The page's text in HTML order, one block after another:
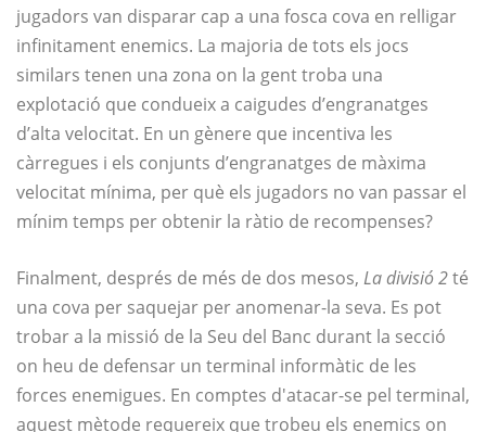
jugadors van disparar cap a una fosca cova en relligar
infinitament enemics. La majoria de tots els jocs
similars tenen una zona on la gent troba una
explotació que condueix a caigudes d’engranatges
d’alta velocitat. En un gènere que incentiva les
càrregues i els conjunts d’engranatges de màxima
velocitat mínima, per què els jugadors no van passar el
mínim temps per obtenir la ràtio de recompenses?
Finalment, després de més de dos mesos, La divisió 2té
una cova per saquejar per anomenar-la seva. Es pot
trobar a la missió de la Seu del Banc durant la secció
on heu de defensar un terminal informàtic de les
forces enemigues. En comptes d'atacar-se pel terminal,
aquest mètode requereix que trobeu els enemics on